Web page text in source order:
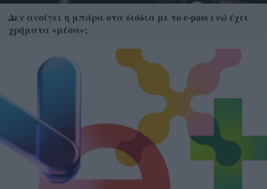
Δεν ανοίγει η μπάρα στα διόδια με το e-pass ενώ έχει
χρήματα «μέσα»;